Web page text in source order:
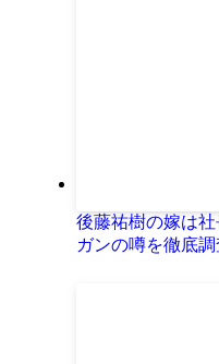
後藤祐樹の嫁は
ガンの噂を徹底調